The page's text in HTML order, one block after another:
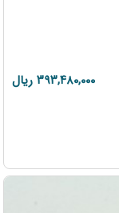
۳۹۳,۴۸۰,۰۰۰ ریال